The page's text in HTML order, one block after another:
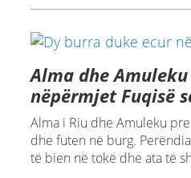
Alma dhe
nëpërmjet Fuqisë
Alma i Riu dhe Amuleku
dhe futen në burg.
të bien në tokë dhe ata të